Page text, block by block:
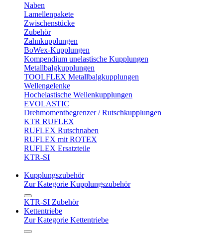
Naben
Lamellenpakete
Zwischenstücke
Zubehör
Zahnkupplungen
BoWex-Kupplungen
Kompendium unelastische Kupplungen
Metallbalgkupplungen
TOOLFLEX Metallbalgkupplungen
Wellengelenke
Hochelastische Wellenkupplungen
EVOLASTIC
Drehmomentbegrenzer / Rutschkupplungen
KTR RUFLEX
RUFLEX Rutschnaben
RUFLEX mit ROTEX
RUFLEX Ersatzteile
KTR-SI
Kupplungszubehör
Zur Kategorie Kupplungszubehör
KTR-SI Zubehör
Kettentriebe
Zur Kategorie Kettentriebe